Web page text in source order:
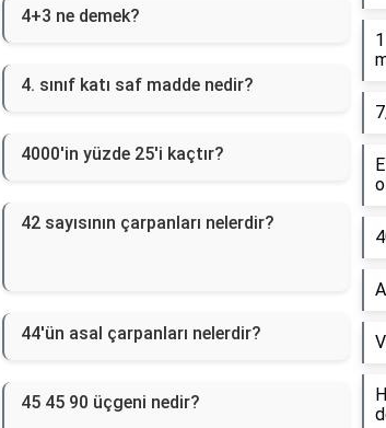
4+3 ne demek?
4. sınıf katı saf madde nedir?
4000'in yüzde 25'i kaçtır?
42 sayısının çarpanları nelerdir?
44'ün asal çarpanları nelerdir?
45 45 90 üçgeni nedir?